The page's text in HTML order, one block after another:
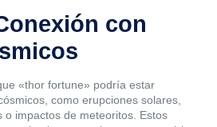
con
«thor fortune» podría estar
como erupciones solares,
o impactos de meteoritos. Estos